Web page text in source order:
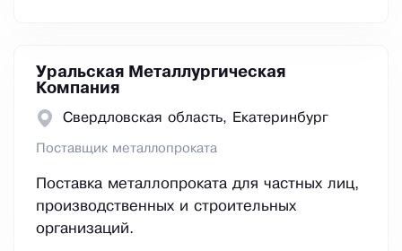
Уральская Металлургическая
Компания
Свердловская область, Екатеринбург
Поставщик металлопроката
Поставка металлопроката для частных лиц,
производственных и строительных
организаций.